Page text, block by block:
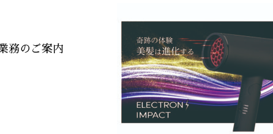
務のご案内